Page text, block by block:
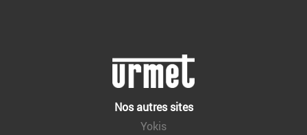
Nos autres sites
Yokis